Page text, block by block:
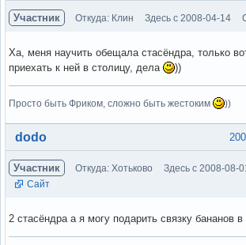
Участник Откуда: Клин Здесь с 2008-04-14
Ха, меня научить обещала стасёндра, только
приехать к ней в столицу, дела
))
Просто быть Фриком, сложно быть жестоким ))
Вне форума
dodo
Участник Откуда: Хотьково Здесь с 2008-08-
Сайт
2 стасёндра а я могу подарить связку бананов в